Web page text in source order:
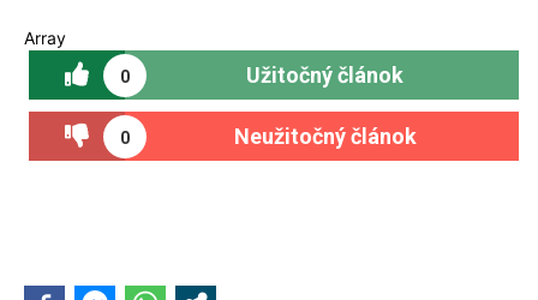
Array
0 Užitočný článok
0 Neužitočný článok